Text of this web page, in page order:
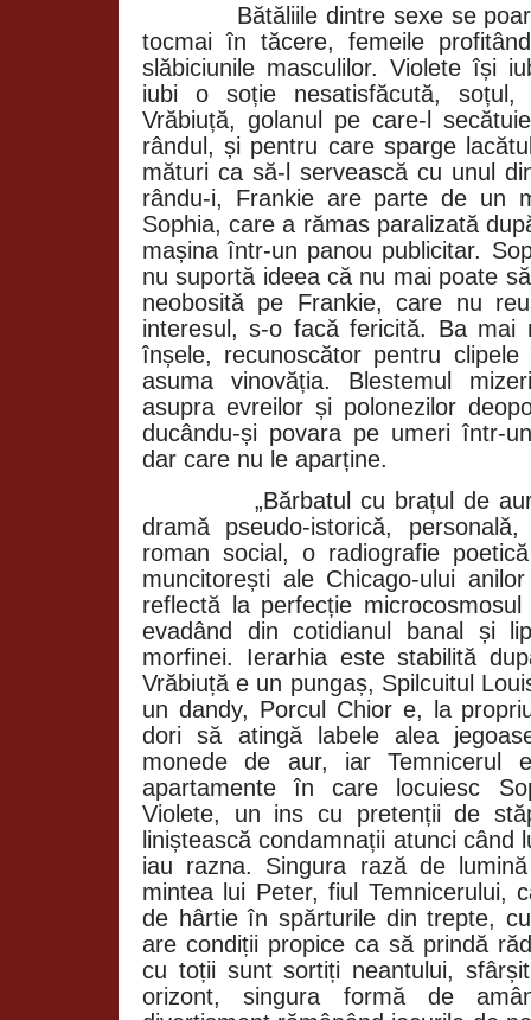
Bătăliile dintre sexe se
tocmai în tăcere, femeile
slăbiciunile masculilor. Violete își
iubi o soție nesatisfăcută,
Vrăbiuță, golanul pe care-l
rândul, și pentru care sparge
mături ca să-l servească cu unul
rându-i, Frankie are parte de un
Sophia, care a rămas paralizată
mașina într-un panou publicitar.
nu suportă ideea că nu mai poate
neobosită pe Frankie, care nu
interesul, s-o facă fericită. Ba mai
înșele, recunoscător pentru
asuma vinovăția. Blestemul
asupra evreilor și polonezilor
ducându-și povara pe umeri într-
dar care nu le aparține.
„Bărbatul cu brațul de aur”,
dramă pseudo-istorică,
roman social, o radiografie
muncitorești ale Chicago-ului
reflectă la perfecție
evadând din cotidianul banal și
morfinei. Ierarhia este stabilită
Vrăbiuță e un pungaș, Spilcuitul
un dandy, Porcul Chior e, la
dori să atingă labele alea
monede de aur, iar Temnicerul
apartamente în care locuiesc
Violete, un ins cu pretenții de
liniștească condamnații atunci când
iau razna. Singura rază de
mintea lui Peter, fiul Temnicerului,
de hârtie în spărturile din trepte,
are condiții propice ca să prindă
cu toții sunt sortiți neantului,
orizont, singura formă de